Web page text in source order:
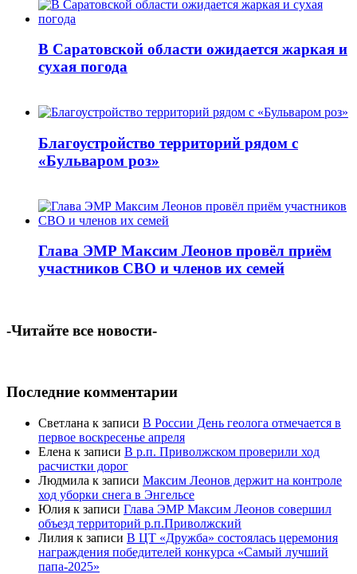
В Саратовской области ожидается жаркая и
сухая погода
Благоустройство территорий рядом с
«Бульваром роз»
Глава ЭМР Максим Леонов провёл приём
участников СВО и членов их семей
-Читайте все новости-
Последние комментарии
Светлана к записи В России День геолога отмечается в
первое воскресенье апреля
Елена к записи В р.п. Приволжском проверили ход
расчистки дорог
Людмила к записи Максим Леонов держит на контроле
ход уборки снега в Энгельсе
Юлия к записи Глава ЭМР Максим Леонов совершил
объезд территорий р.п.Приволжский
Лилия к записи В ЦТ «Дружба» состоялась церемония
награждения победителей конкурса «Самый лучший
папа-2025»